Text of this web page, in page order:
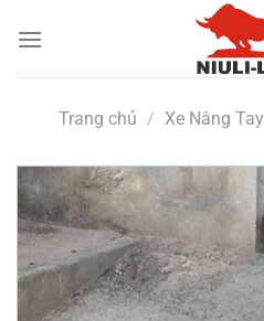
đến
Trang chủ / Xe Nâng Tay